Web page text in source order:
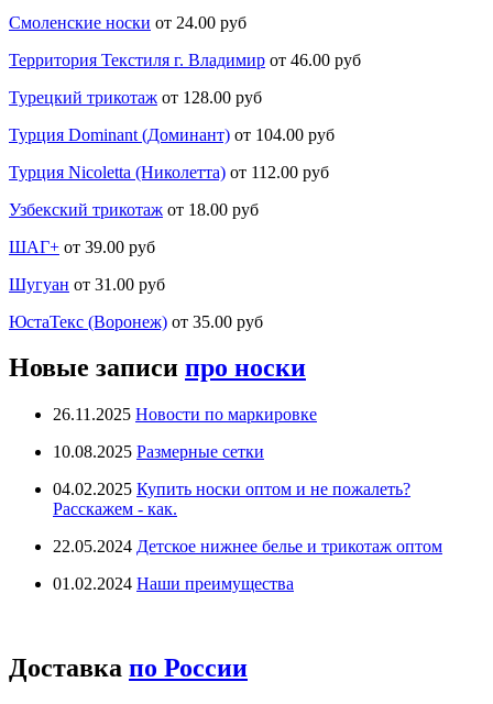
Смоленские носки от 24.00 руб
Территория Текстиля г. Владимир от 46.00 руб
Турецкий трикотаж от 128.00 руб
Турция Dominant (Доминант) от 104.00 руб
Турция Nicoletta (Николетта) от 112.00 руб
Узбекский трикотаж от 18.00 руб
ШАГ+ от 39.00 руб
Шугуан от 31.00 руб
ЮстаТекс (Воронеж) от 35.00 руб
Новые записи про носки
26.11.2025 Новости по маркировке
10.08.2025 Размерные сетки
04.02.2025 Купить носки оптом и не пожалеть?
Расскажем - как.
22.05.2024 Детское нижнее белье и трикотаж оптом
01.02.2024 Наши преимущества
Доставка по России